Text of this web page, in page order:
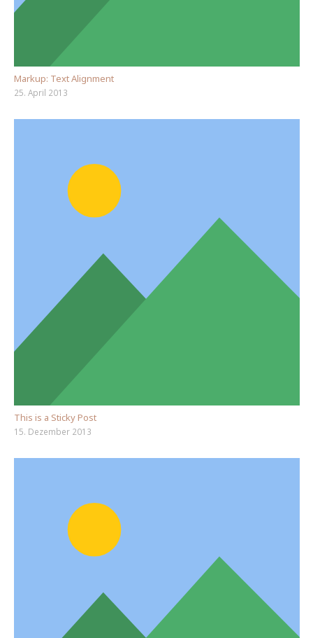
Markup: Text Alignment
25. April 2013
This is a Sticky Post
15. Dezember 2013